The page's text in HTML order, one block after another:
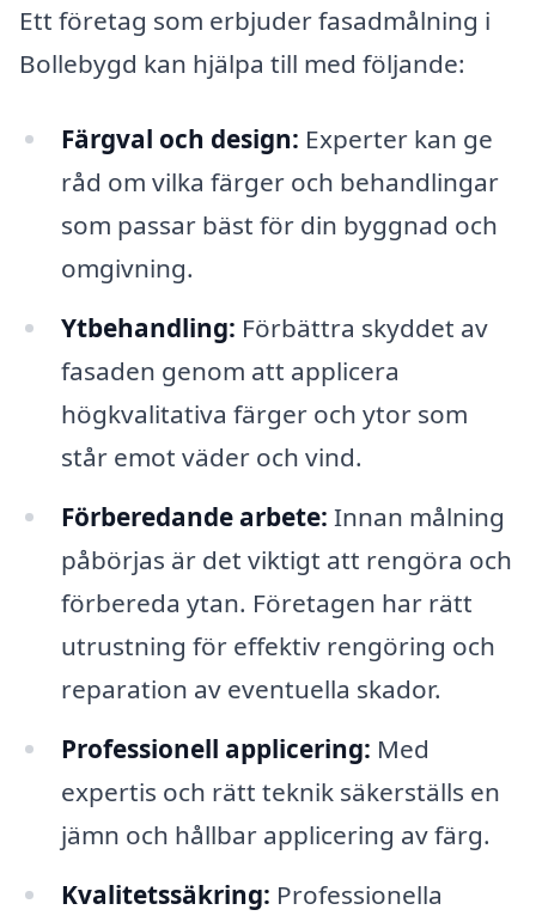
Ett företag som erbjuder fasadmålning i
Bollebygd kan hjälpa till med följande:
Färgval och design: Experter kan ge
råd om vilka färger och behandlingar
som passar bäst för din byggnad och
omgivning.
Ytbehandling: Förbättra skyddet av
fasaden genom att applicera
högkvalitativa färger och ytor som
står emot väder och vind.
Förberedande arbete: Innan målning
påbörjas är det viktigt att rengöra och
förbereda ytan. Företagen har rätt
utrustning för effektiv rengöring och
reparation av eventuella skador.
Professionell applicering: Med
expertis och rätt teknik säkerställs en
jämn och hållbar applicering av färg.
Kvalitetssäkring: Professionella